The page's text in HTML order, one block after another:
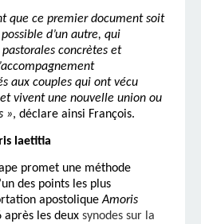
que ce premier document soit
d’un autre, qui
concrètes et
aux couples qui ont vécu
vivent une nouvelle union ou
», déclare ainsi François.
laetitia
promet une méthode
des points les plus
apostoliqueAmoris
après les deux synodes sur la